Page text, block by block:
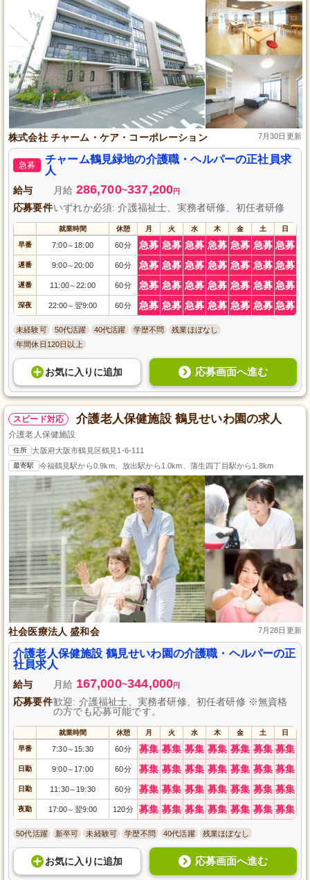
株式会社 チャーム・ケア・コーポレーション 7月30日更新
急募
チャーム鶴見緑地の介護職・ヘルパーの正社員求
人
給与 月給 286,700~337,200円
応募要件いずれか必須: 介護福祉士、実務者研修、初任者研修
就業時間 休憩 月 火 水 木 金 土 日
早番 7:00～ 18:00 60分 急募 急募 急募 急募 急募 急募 急募
遅番 9:00～20:00 60分 急募 急募 急募 急募 急募 急募 急募
遅番 11:00～22:00 60分 急募 急募 急募 急募 急募 急募 急募
深夜 22:00～ 翌9:00 60分 急募 急募 急募 急募 急募 急募 急募
未経験可 50代活躍 40代活躍 学歴不問
残業ほぼなし
年間休日120日以上
お気に入り に追加 応募画面へ進む
スピード対応 介護老人保健施設 鶴見せいわ園の求人
介護老人保健施設
住所 大阪府大阪市鶴見区鶴見1-6-111
最寄駅 今福鶴見駅から0.9km、放出駅から1.0km、蒲生四丁目駅から1.8km
社会医療法人 盛和会 7月28日更新
介護老人保健施設 鶴見せいわ園の介護職・ヘルパーの正
社員求人
給与 月給 167,000~344,000円
応募要件歓迎: 介護福祉士、実務者研修、初任者研修 ※無資格
の方でも応募可能です。
就業時間 休憩 月 火 水 木 金 土 日
早番 7:30～ 15:30 60分 募集 募集 募集 募集 募集 募集 募集
日勤 9:00～ 17:00 60分 募集 募集 募集 募集 募集 募集 募集
日勤 11:30～ 19:30 60分 募集 募集 募集 募集 募集 募集 募集
夜勤 17:00～ 翌9:00 120分 募集 募集 募集 募集 募集 募集 募集
50代活躍 新卒可 未経験可 学歴不問 40代活躍 残業ほぼなし
お気に入り に追加 応募画面へ進む